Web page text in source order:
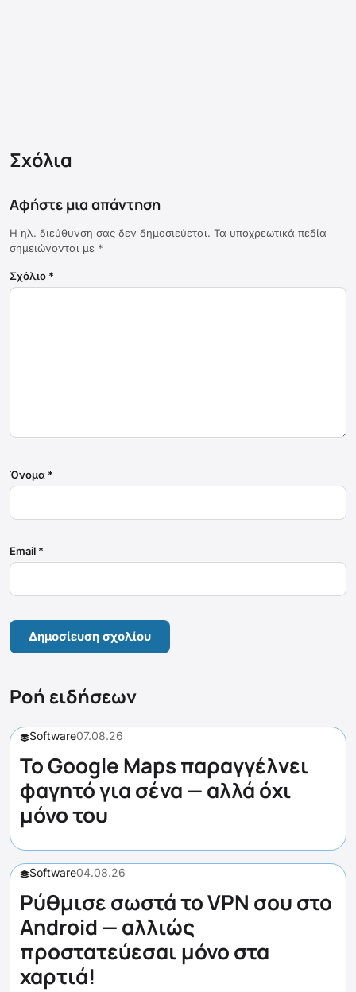
Σχόλια
Αφήστε μια απάντηση
Η ηλ. διεύθυνση σας δεν δημοσιεύεται. Τα υποχρεωτικά πεδία
σημειώνονται με *
Σχόλιο *
Όνομα *
Email *
Ροή ειδήσεων
Software07.08.26
Το Google Maps παραγγέλνει
φαγητό για σένα — αλλά όχι
μόνο του
Software04.08.26
Ρύθμισε σωστά το VPN σου στο
Android — αλλιώς
προστατεύεσαι μόνο στα
χαρτιά!